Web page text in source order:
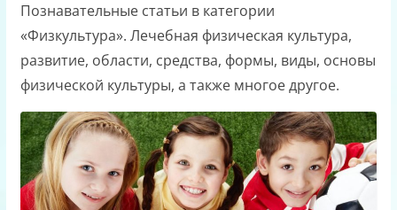
Познавательные статьи в категории
«Физкультура». Лечебная физическая культура,
развитие, области, средства, формы, виды, основы
физической культуры, а также многое другое.